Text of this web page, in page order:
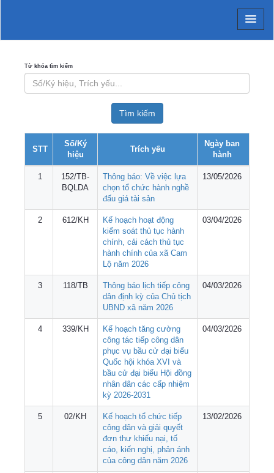
UBND huyện Cam Lộ - Xã
Từ khóa tìm kiếm
STT
Số/Ký
hiệu
Trích yếu
Ngày ban
hành
1
152/TB-
BQLDA
Thông báo: Về việc lựa
chọn tổ chức hành nghề
đấu giá tài sản
13/05/2026
2 612/KH
Kế hoạch hoạt động
kiểm soát thủ tục hành
chính, cải cách thủ tục
hành chính của xã Cam
Lộ năm 2026
03/04/2026
3 118/TB
Thông báo lịch tiếp công
dân định kỳ của Chủ tịch
UBND xã năm 2026
04/03/2026
4 339/KH
Kế hoạch tăng cường
công tác tiếp công dân
phục vụ bầu cử đại biểu
Quốc hội khóa XVI và
bầu cử đại biểu Hội đồng
nhân dân các cấp nhiệm
kỳ 2026-2031
04/03/2026
5 02/KH
Kế hoạch tổ chức tiếp
công dân và giải quyết
đơn thư khiếu nại, tố
cáo, kiến nghị, phản ánh
của công dân năm 2026
13/02/2026